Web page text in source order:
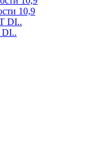
10,9
DI..